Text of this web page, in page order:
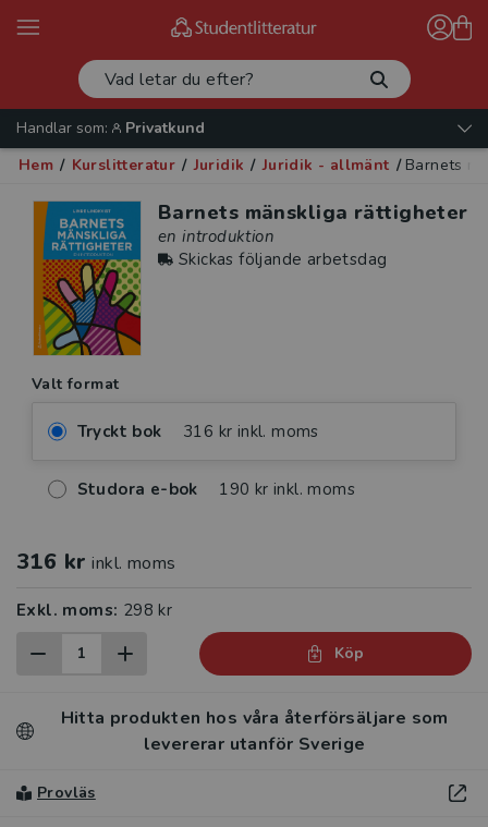
Handlar som:
Privatkund
Hem / Kurslitteratur / Juridik / Juridik - allmänt / Barnets
Barnets mänskliga rättigheter
en introduktion
Skickas följande arbetsdag
Valt format
Tryckt bok 316 kr inkl. moms
Studora e-bok 190 kr inkl. moms
316 kr inkl. moms
Exkl. moms: 298 kr
Köp
Hitta produkten hos våra återförsäljare som
levererar utanför Sverige
Provläs